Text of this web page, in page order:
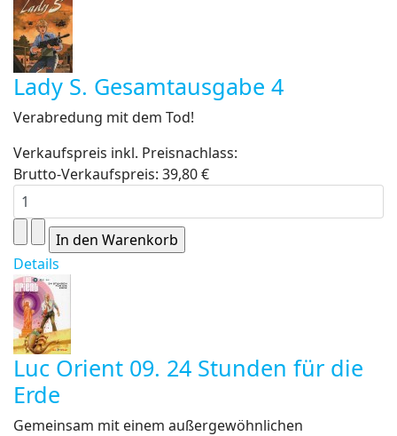
Lady S. Gesamtausgabe 4
Verabredung mit dem Tod!
Verkaufspreis inkl. Preisnachlass:
Brutto-Verkaufspreis: 39,80 €
Details
Luc Orient 09. 24 Stunden für die
Erde
Gemeinsam mit einem außergewöhnlichen